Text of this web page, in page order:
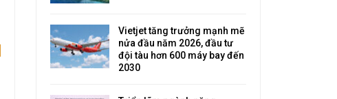
Vietjet tăng trưởng mạnh mẽ
nửa đầu năm 2026, đầu tư
đội tàu hơn 600 máy bay đến
2030